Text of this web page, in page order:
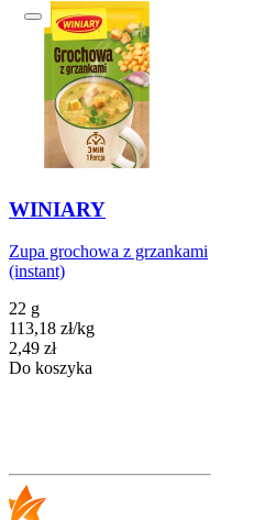
WINIARY
Zupa grochowa z grzankami
(instant)
22 g
113,18 zł/kg
Cena
2,49 zł
Do koszyka